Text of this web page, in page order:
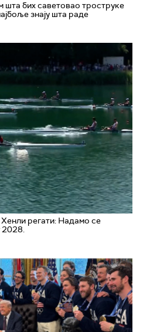
шта бих саветовао троструке
знају шта раде
регати: Надамо се
2028.